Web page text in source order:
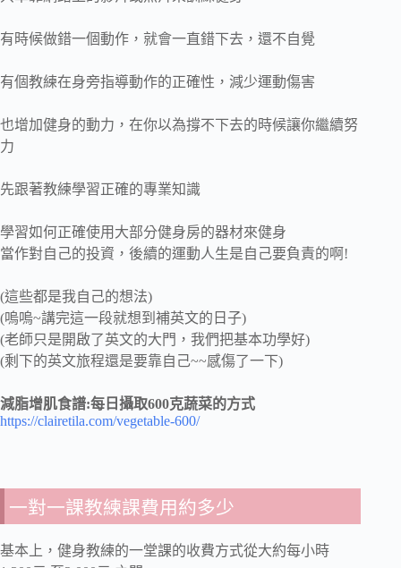
有時候做錯一個動作，就會一直錯下去，還不自覺
有個教練在身旁指導動作的正確性，減少運動傷害
也增加健身的動力，在你以為撐不下去的時候讓你繼續努
力
先跟著教練學習正確的專業知識
學習如何正確使用大部分健身房的器材來健身
當作對自己的投資，後續的運動人生是自己要負責的啊!
(這些都是我自己的想法)
(嗚嗚~講完這一段就想到補英文的日子)
(老師只是開啟了英文的大門，我們把基本功學好)
(剩下的英文旅程還是要靠自己~~感傷了一下)
減脂增肌食譜:每日攝取600克蔬菜的方式
https://clairetila.com/vegetable-600/
一對一課教練課費用約多少
基本上，健身教練的一堂課的收費方式從大約每小時